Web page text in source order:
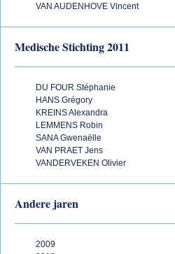
VAN AUDENHOVE Vincent
Medische Stichting 2011
DU FOUR Stéphanie
HANS Grégory
KREINS Alexandra
LEMMENS Robin
SANA Gwenaëlle
VAN PRAET Jens
VANDERVEKEN Olivier
Andere jaren
2009